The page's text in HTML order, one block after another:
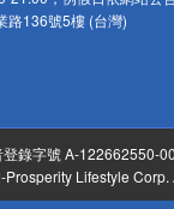
路136號5樓 (台灣)
登錄字號 A-122662550-
Lifestyle Corp.